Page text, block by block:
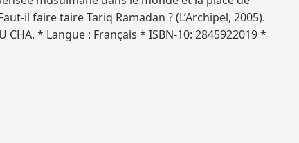
il faire taire Tariq Ramadan ? (L’Archipel, 2005).
* Langue : Français * ISBN-10: 2845922019 *